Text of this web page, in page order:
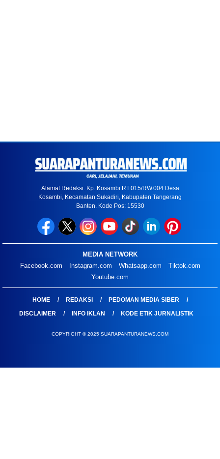
Alamat Redaksi: Kp. Kosambi RT.015/RW.004 Desa
Kosambi, Kecamatan Sukadiri, Kabupaten Tangerang
Banten. Kode Pos: 15530
MEDIA NETWORK
Facebook.com
Instagram.com Whatsapp.com
Tiktok.com
Youtube.com
HOME REDAKSI
PEDOMAN MEDIA SIBER
DISCLAIMER
INFO IKLAN KODE ETIK JURNALISTIK
COPYRIGHT © 2025 SUARAPANTURANEWS.COM